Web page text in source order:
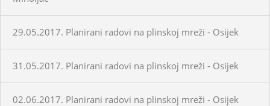
29.05.2017. Planirani radovi na plinskoj mreži - Osijek
31.05.2017. Planirani radovi na plinskoj mreži - Osijek
02.06.2017. Planirani radovi na plinskoj mreži - Osijek